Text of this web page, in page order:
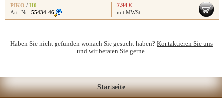
PIKO / H0
Art.-Nr.: 55434-46
7.94 €
mit MWSt.
Haben Sie nicht gefunden wonach Sie gesucht haben?Kontaktieren Sie uns
und wir beraten Sie gerne.
Startseite